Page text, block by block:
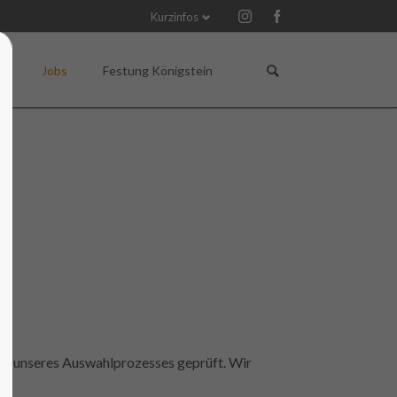
Kurzinfos
überspringen
Jobs Festung Königstein
unseres Auswahlprozesses geprüft. Wir